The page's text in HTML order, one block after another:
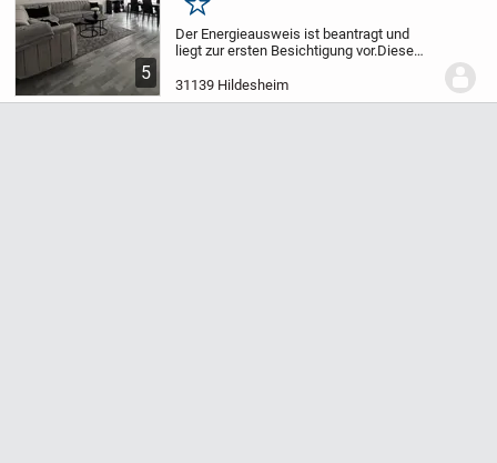
5
Merken
Der Energieausweis ist beantragt und
liegt zur ersten Besichtigung vor.Diese
begehrter Lage von Hildesheim-
Ochtersum überzeugt durch eine
31139 Hildesheim